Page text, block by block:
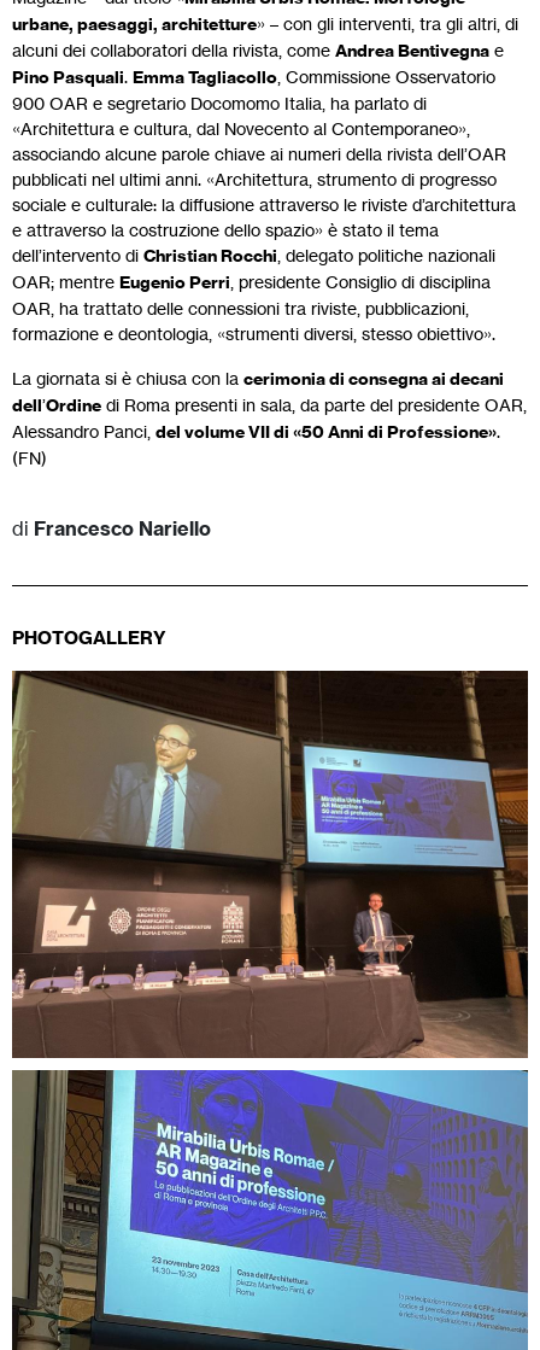
urbane, paesaggi, architetture» – con gli interventi, tra gli altri, di
alcuni dei collaboratori della rivista, come Andrea Bentivegna e
Pino Pasquali. Emma Tagliacollo , Commissione Osservatorio
900 OAR e segretario Docomomo Italia, ha parlato di
«Architettura e cultura, dal Novecento al Contemporaneo»,
associando alcune parole chiave ai numeri della rivista dell’OAR
pubblicati nel ultimi anni. «Architettura, strumento di progresso
sociale e culturale: la diffusione attraverso le riviste d’architettura
e attraverso la costruzione dello spazio» è stato il tema
dell’intervento di Christian Rocchi , delegato politiche nazionali
OAR; mentre Eugenio Perri , presidente Consiglio di disciplina
OAR, ha trattato delle connessioni tra riviste, pubblicazioni,
formazione e deontologia, «strumenti diversi, stesso obiettivo».
La giornata si è chiusa con la cerimonia di consegna ai decani
dell’Ordine di Roma presenti in sala, da parte del presidente OAR,
Alessandro Panci, del volume VII di «50 Anni di Professione».
(FN)
di Francesco Nariello
PHOTOGALLERY